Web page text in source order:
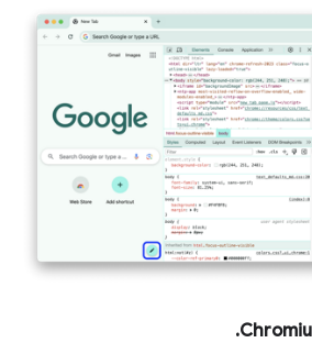
.